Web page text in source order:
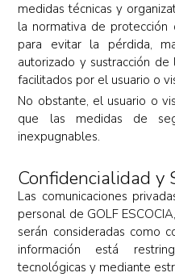
medidas técnicas y
la normativa de
para evitar la pérdida,
autorizado y sustracción
facilitados por el usuario o
No obstante, el usuario o
que las medidas de
inexpugnables.
Confidencialidad y
Las comunicaciones
personal de GOLF
serán consideradas como
información está
tecnológicas y mediante